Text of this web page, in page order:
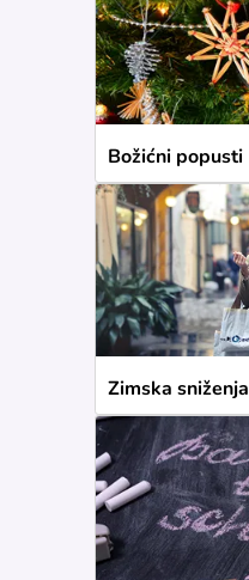
Božićni popusti
Zimska sniženja